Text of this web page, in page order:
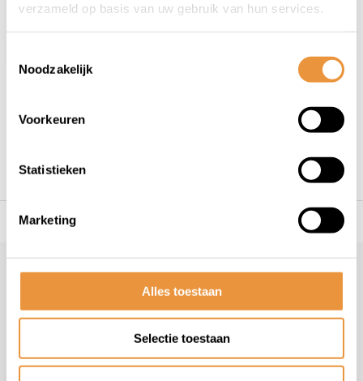
verzameld op basis van uw gebruik van hun services.
Noodzakelijk
Voorkeuren
Statistieken
Marketing
Alles toestaan
Selectie toestaan
voor uw tweewieler Niet goed = geld
Klantenservice
Veelgestelde vragen
+31 78 780 2330
info@artsloten.nl